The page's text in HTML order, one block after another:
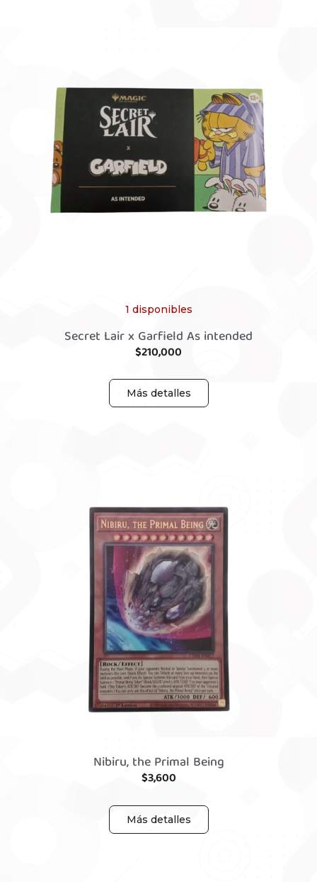
1 disponibles
Secret Lair x Garfield As intended
$210,000
Más detalles
Nibiru, the Primal Being
$3,600
Más detalles